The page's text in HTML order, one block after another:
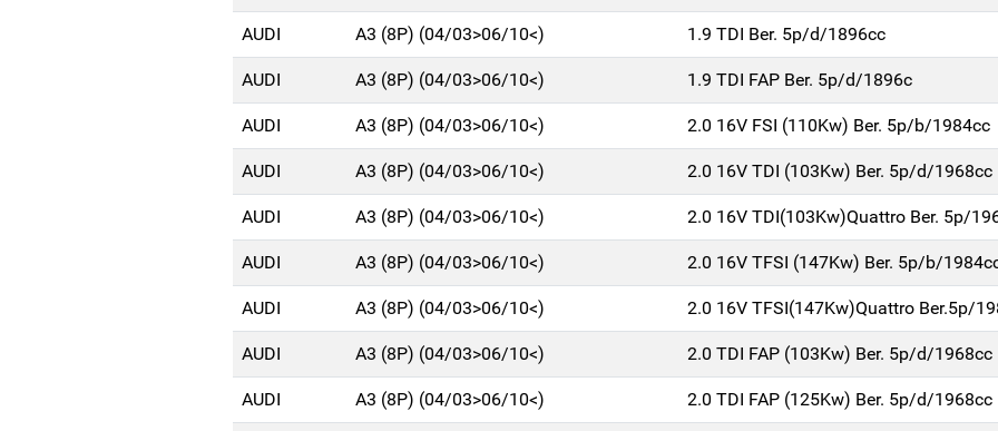
AUDI A3 (8P) (04/03>06/10<) 1.9 TDI Ber. 5p/d/1896cc
AUDI A3 (8P) (04/03>06/10<) 1.9 TDI FAP Ber. 5p/d/1896c
AUDI A3 (8P) (04/03>06/10<) 2.0 16V FSI (110Kw) Ber. 5p/b/1984cc
AUDI A3 (8P) (04/03>06/10<) 2.0 16V TDI (103Kw) Ber. 5p/d/1968cc
AUDI A3 (8P) (04/03>06/10<) 2.0 16V TDI(103Kw)Quattro Ber. 5p/
AUDI A3 (8P) (04/03>06/10<) 2.0 16V TFSI (147Kw) Ber. 5p/b/
AUDI A3 (8P) (04/03>06/10<) 2.0 16V TFSI(147Kw)Quattro Ber.5p/
AUDI A3 (8P) (04/03>06/10<) 2.0 TDI FAP (103Kw) Ber. 5p/d/1968cc
AUDI A3 (8P) (04/03>06/10<) 2.0 TDI FAP (125Kw) Ber. 5p/d/1968cc